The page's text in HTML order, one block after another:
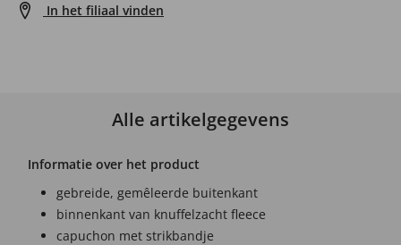
In het filiaal vinden
Alle artikelgegevens
Informatie over het product
gebreide, gemêleerde buitenkant
binnenkant van knuffelzacht fleece
capuchon met strikbandje